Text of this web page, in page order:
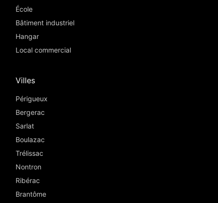
École
Bâtiment industriel
Hangar
Local commercial
Villes
Périgueux
Bergerac
Sarlat
Boulazac
Trélissac
Nontron
Ribérac
Brantôme